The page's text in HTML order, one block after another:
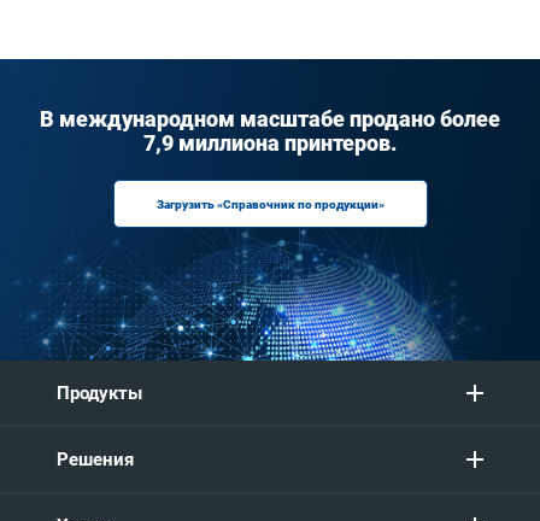
В международном масштабе продано более
7,9 миллиона принтеров.
Загрузить «Справочник по продукции»
Продукты
Решения